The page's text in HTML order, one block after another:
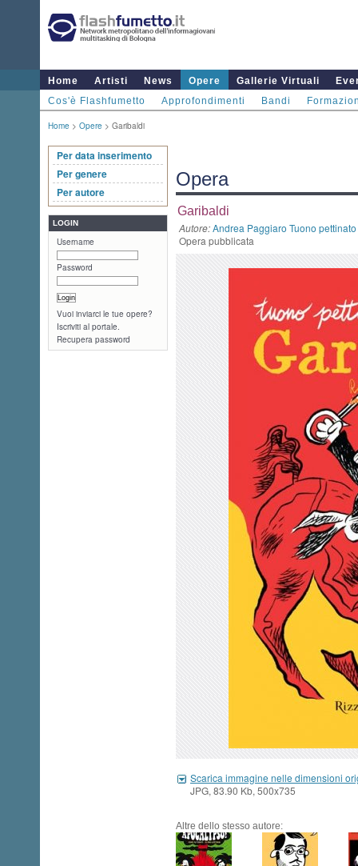
Home Artisti News Opere Gallerie Virtuali
Cos'è Flashfumetto
Approfondimenti Bandi
Home > Opere > Garibaldi
Per data inserimento
Per genere
Per autore
LOGIN
Username
Password
Vuoi inviarci le tue opere?
Iscriviti al portale.
Recupera password
Opera
Garibaldi
Autore:Andrea Paggiaro Tuono pettinato
Opera pubblicata
Scarica immagine nelle dimensioni
JPG, 83.90 Kb, 500x735
Altre dello stesso autore: